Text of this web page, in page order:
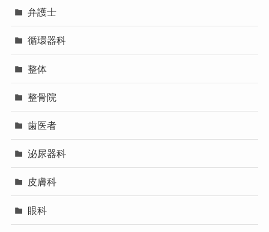
弁護士
循環器科
整体
整骨院
歯医者
泌尿器科
皮膚科
眼科